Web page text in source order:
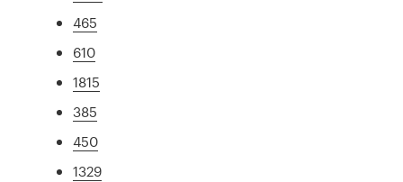
465
610
1815
385
450
1329